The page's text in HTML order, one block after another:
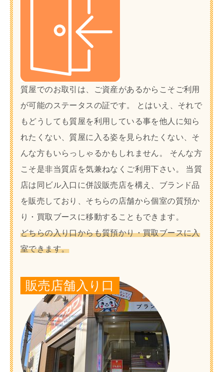
質屋でのお取引は、ご資産があるからこそご利用
が可能のステータスの証です。 とはいえ、それで
もどうしても質屋を利用している事を他人に知ら
れたくない、質屋に入る姿を見られたくない、そ
んな方もいらっしゃるかもしれません。 そんな方
こそ是非当質店を気兼ねなくご利用下さい。 当質
店は同ビル入口に併設販売店を構え、ブランド品
を販売しており、そちらの店舗から個室の質預か
り・買取ブースに移動することもできます。
どちらの入り口からも質預かり・買取ブースに入
室できます。
販売店舗入り口